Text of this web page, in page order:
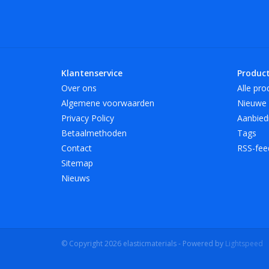
Klantenservice
Over ons
Algemene voorwaarden
Privacy Policy
Betaalmethoden
Contact
Sitemap
Nieuws
Alle
Tags
RSS-
© Copyright 2026 elasticmaterials - Powered by Lightspeed